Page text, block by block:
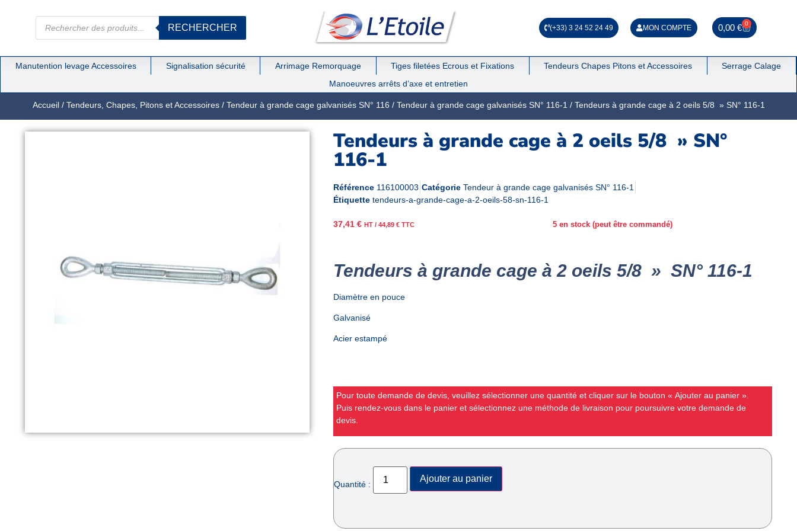
RECHERCHER (+33) 3 24 52 24 49 MON COMPTE 0,00€ 0
Manutention levage Accessoires Signalisation sécurité Arrimage Remorquage Tiges filetées Ecrous et Fixations Tendeurs Chapes Pitons et Accessoires
Serrage Calage
Manoeuvres arrêts d’axe et entretien
Accueil/ Tendeurs, Chapes, Pitons et Accessoires/ Tendeur à grande cage galvanisés SN° 116 / Tendeur à grande cage galvanisés SN° 116-1 / Tendeurs à grande cage à 2 oeils 5/8 » SN° 116-1
Tendeurs à grande cage à 2 oeils 5/8 » SN°
116-1
Référence 116100003 Catégorie Tendeur à grande cage galvanisés SN° 116-1
Étiquette tendeurs-a-grande-cage-a-2-oeils-58-sn-116-1
37,41 € HT / 44,89 € TTC 5 en stock (peut être commandé)
Tendeurs à grande cage à 2 oeils 5/8 » SN° 116-1
Diamètre en pouce
Galvanisé
Acier estampé
Pour toute demande de devis, veuillez sélectionner une quantité et cliquer sur le bouton « Ajouter au panier ».
Puis rendez-vous dans le panier et sélectionnez une méthode de livraison pour poursuivre votre demande de
devis.
Quantité :
Ajouter au panier